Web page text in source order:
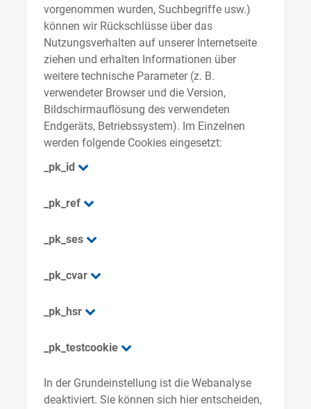
vorgenommen wurden, Suchbegriffe usw.)
können wir Rückschlüsse über das
Nutzungsverhalten auf unserer Internetseite
ziehen und erhalten Informationen über
weitere technische Parameter (z. B.
verwendeter Browser und die Version,
Bildschirmauflösung des verwendeten
Endgeräts, Betriebssystem). Im Einzelnen
werden folgende Cookies eingesetzt:
_pk_id
_pk_ref
_pk_ses
_pk_cvar
_pk_hsr
_pk_testcookie
In der Grundeinstellung ist die Webanalyse
deaktiviert. Sie können sich hier entscheiden,